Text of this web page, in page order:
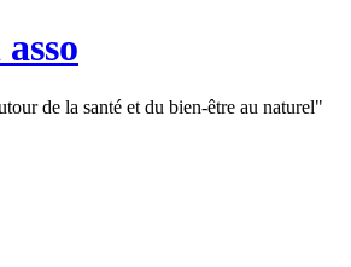
de la santé et du bien-être au naturel"